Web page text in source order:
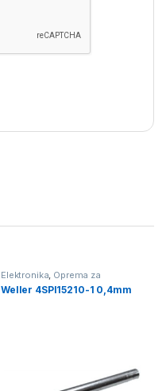
Elektronika Oprema za
Vrhovi za lemne
stanice
Weller 4SPI15210-1 0,4mm